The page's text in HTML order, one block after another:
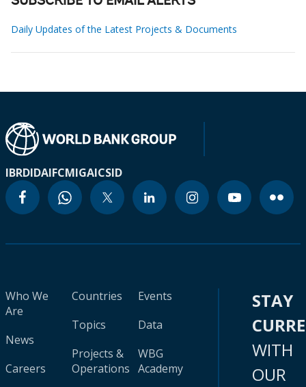
Daily Updates of the Latest Projects & Documents
IBRDIDAIFCMIGAICSID
Who We
Are
News
Careers
Countries
Topics
Projects &
Operations
Events
Data
WBG
Academy
STAY
WITH
OUR